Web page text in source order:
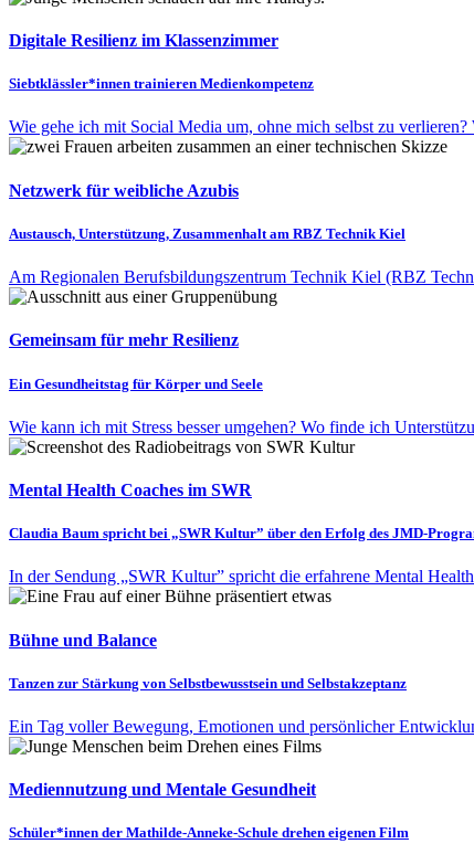
Digitale Resilienz im Klassenzimmer
Siebtklässler*innen trainieren Medienkompetenz
Wie gehe ich mit Social Media um, ohne mich selbst zu verlieren?
Netzwerk für weibliche Azubis
Austausch, Unterstützung, Zusammenhalt am RBZ Technik Kiel
Am Regionalen Berufsbildungszentrum Technik Kiel (RBZ
Gemeinsam für mehr Resilienz
Ein Gesundheitstag für Körper und Seele
Wie kann ich mit Stress besser umgehen? Wo finde ich
Mental Health Coaches im SWR
Claudia Baum spricht bei „SWR Kultur” über den Erfolg des JMD-
In der Sendung „SWR Kultur” spricht die erfahrene Mental
Bühne und Balance
Tanzen zur Stärkung von Selbstbewusstsein und Selbstakzeptanz
Ein Tag voller Bewegung, Emotionen und persönlicher
Mediennutzung und Mentale Gesundheit
Schüler*innen der Mathilde-Anneke-Schule drehen eigenen Film